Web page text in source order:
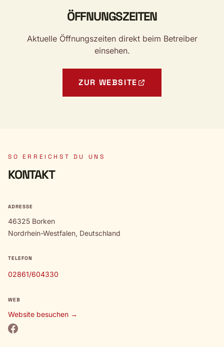
ÖFFNUNGSZEITEN
Aktuelle Öffnungszeiten direkt beim Betreiber
einsehen.
ZUR WEBSITE
SO ERREICHST DU UNS
KONTAKT
ADRESSE
46325 Borken
Nordrhein-Westfalen, Deutschland
TELEFON
02861/604330
WEB
Website besuchen →